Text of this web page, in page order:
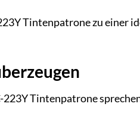
Tintenpatrone zu einer
Tintenpatrone